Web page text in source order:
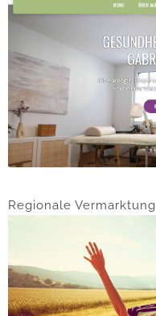
Regionale Vermarktung